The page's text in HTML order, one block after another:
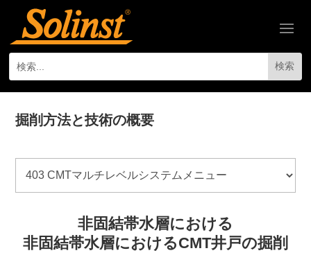
掘削方法と技術の概要
非固結帯水層における
非固結帯水層におけるCMT井戸の掘削